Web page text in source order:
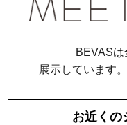
BEVAS
展示しています。
お近くの